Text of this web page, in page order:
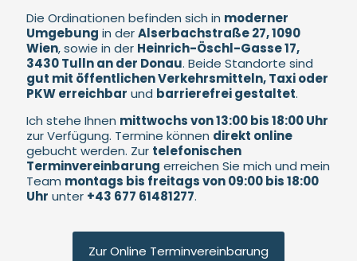
Die Ordinationen befinden sich in moderner
Umgebung in derAlserbachstraße 27, 1090
Wien, sowie in der Heinrich-Öschl-Gasse 17,
3430 Tulln an der Donau. Beide Standorte sind
gut mit öffentlichen Verkehrsmitteln, Taxi oder
PKW erreichbar und barrierefrei gestaltet.
Ich stehe Ihnen mittwochs von 13:00 bis 18:00 Uhr
zur Verfügung. Termine können direkt online
gebucht werden. Zur telefonischen
Terminvereinbarung erreichen Sie mich und mein
Team montags bis freitags von 09:00 bis 18:00
Uhr unter +43 677 61481277.
Zur Online Terminvereinbarung